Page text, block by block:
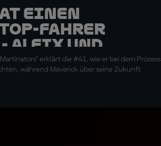
einen
Fahrer
Aleix und
erklärt die #41, wie er bei dem Prozess
während Maverick über seine Zukunft